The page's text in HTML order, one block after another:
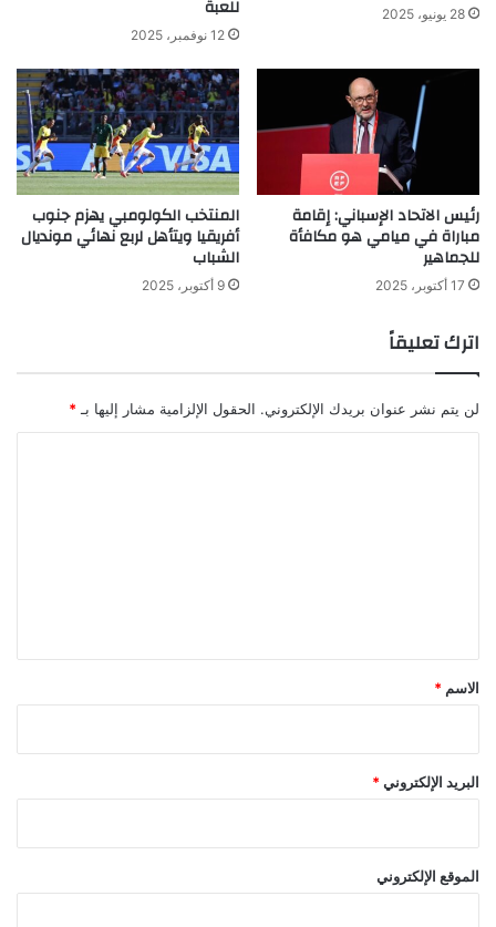
28 يونيو، 2025 للعبة
12 نوفمبر، 2025
رئيس الاتحاد الإسباني: إقامة
مباراة في ميامي هو مكافأة
للجماهير
17 أكتوبر، 2025
المنتخب الكولومبي يهزم جنوب
أفريقيا ويتأهل لربع نهائي مونديال
الشباب
9 أكتوبر، 2025
اترك تعليقاً
لن يتم نشر عنوان بريدك الإلكتروني. الحقول الإلزامية مشار إليها بـ *
*
الاسم *
البريد الإلكتروني *
الموقع الإلكتروني